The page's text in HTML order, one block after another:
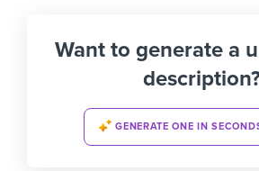
Want to generate a
GENERATE ONE IN